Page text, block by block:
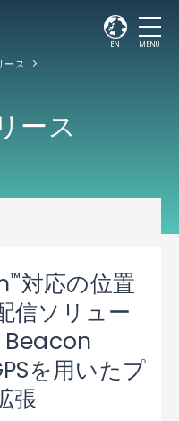
EN MENU
ース
ース
™対応の位置
信ソリュー
Beacon
を用いたプ
張